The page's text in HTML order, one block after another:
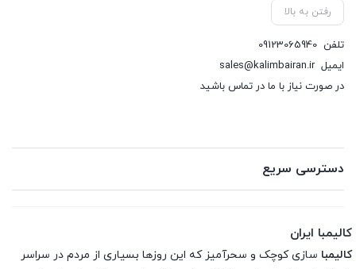
رفتن به بالا
تلفن 09123065940
ایمیلsales@kalimbairan.ir
در صورت نیاز با ما در تماس باشید
دسترسی سریع
کالیمبا ایران
کالیمبا سازی کوچک و سحرآمیز که این روزها بسیاری از مردم در سراسر